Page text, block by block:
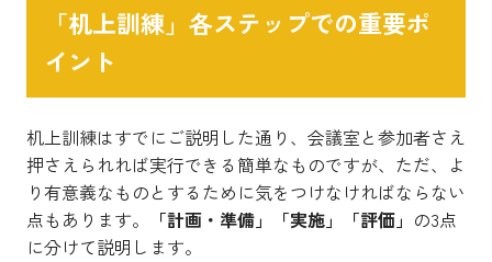
「机上訓練」各ステップでの重要ポ
イント
机上訓練はすでにご説明した通り、会議室と参加者さえ
押さえられれば実行できる簡単なものですが、ただ、よ
り有意義なものとするために気をつけなければならない
点もあります。
「計画・準備」「実施」「評価」 の3点
に分けて説明します。